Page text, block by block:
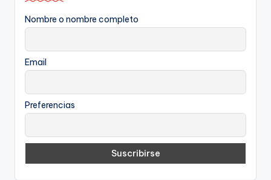
Nombre o nombre completo
Email
Preferencias